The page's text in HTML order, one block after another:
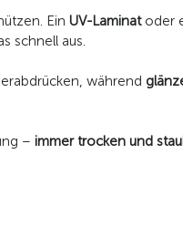
Ein UV-Laminatoder
schnell aus.
während
– immer trocken und